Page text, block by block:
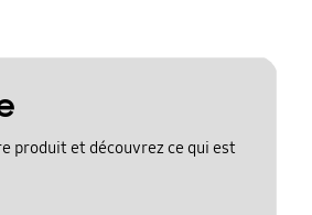
produit et découvrez ce qui est